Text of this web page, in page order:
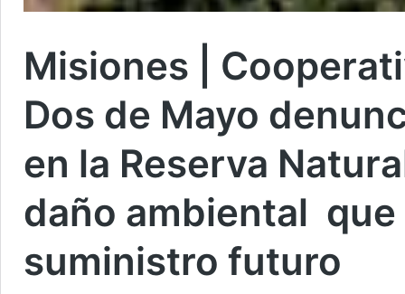
Misiones |
Dos de Mayo
en la Reserva
daño ambiental
suministro futuro